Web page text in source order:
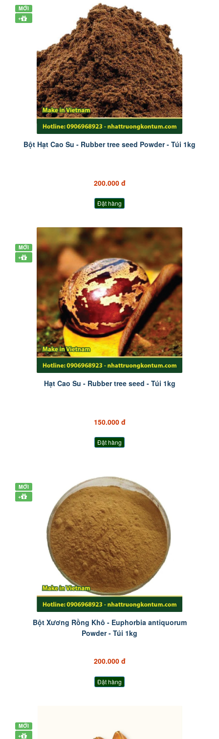
MỚI
+
Bột Hạt Cao Su - Rubber tree seed Powder - Túi 1kg
200.000 đ
Đặt hàng
MỚI
+
Hạt Cao Su - Rubber tree seed - Túi 1kg
150.000 đ
Đặt hàng
MỚI
+
Bột Xương Rồng Khô - Euphorbia antiquorum
Powder - Túi 1kg
200.000 đ
Đặt hàng
MỚI
+